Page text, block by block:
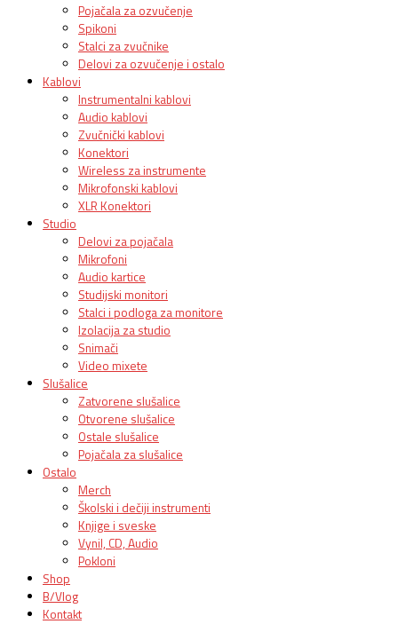
Pojačala za ozvučenje
Spikoni
Stalci za zvučnike
Delovi za ozvučenje i ostalo
Kablovi
Instrumentalni kablovi
Audio kablovi
Zvučnički kablovi
Konektori
Wireless za instrumente
Mikrofonski kablovi
XLR Konektori
Studio
Delovi za pojačala
Mikrofoni
Audio kartice
Studijski monitori
Stalci i podloga za monitore
Izolacija za studio
Snimači
Video mixete
Slušalice
Zatvorene slušalice
Otvorene slušalice
Ostale slušalice
Pojačala za slušalice
Ostalo
Merch
Školski i dečiji instrumenti
Knjige i sveske
Vynil, CD, Audio
Pokloni
Shop
B/Vlog
Kontakt